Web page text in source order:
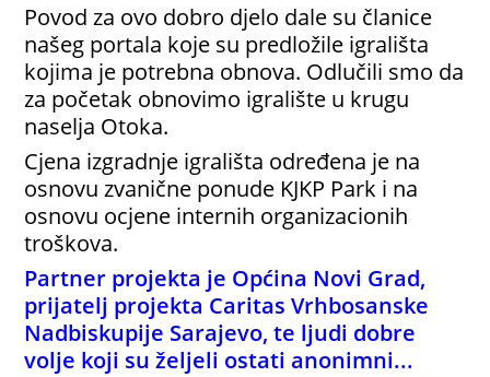
Povod za ovo dobro djelo dale su članice
našeg portala koje su predložile igrališta
kojima je potrebna obnova. Odlučili smo da
za početak obnovimo igralište u krugu
naselja Otoka.
Cjena izgradnje igrališta određena je na
osnovu zvanične ponude KJKP Park i na
osnovu ocjene internih organizacionih
troškova.
Partner projekta je Općina Novi Grad,
prijatelj projekta Caritas Vrhbosanske
Nadbiskupije Sarajevo, te ljudi dobre
volje koji su željeli ostati anonimni...